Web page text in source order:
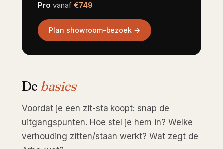
Pro vanaf €749
Plan showroom-bezoek →
De basics
Voordat je een zit-sta koopt: snap de
uitgangspunten. Hoe stel je hem in? Welke
verhouding zitten/staan werkt? Wat zegt de